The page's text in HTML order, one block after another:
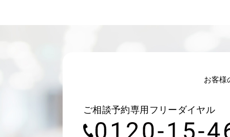
お客様
ご相談予約専用フリーダイヤル